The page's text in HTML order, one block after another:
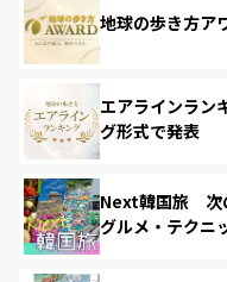
地球の歩き方ア
エアラインラン
グ形式で発表
Next韓国旅 次
グルメ・テクニ